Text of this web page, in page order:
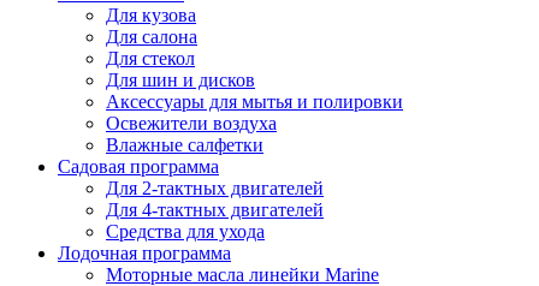
Для кузова
Для салона
Для стекол
Для шин и дисков
Аксессуары для мытья и полировки
Освежители воздуха
Влажные салфетки
Садовая программа
Для 2-тактных двигателей
Для 4-тактных двигателей
Средства для ухода
Лодочная программа
Моторные масла линейки Marine